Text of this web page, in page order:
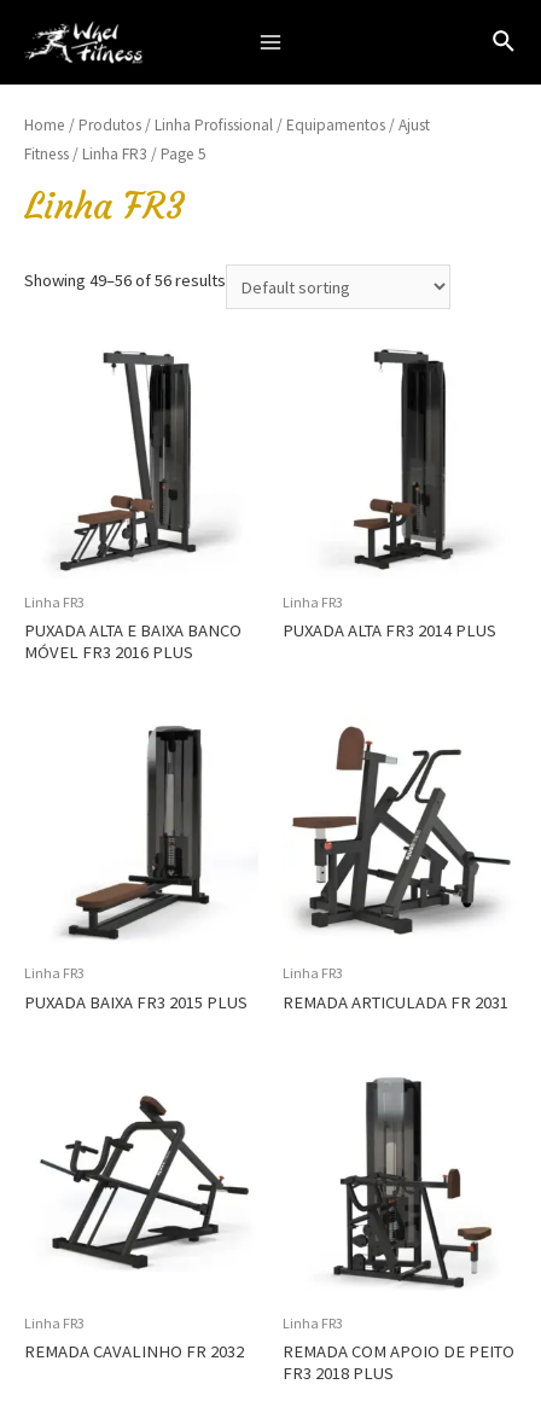
para
o
Home / Produtos / Linha Profissional / Equipamentos /Ajust
Fitness / Linha FR3 / Page 5
Linha FR3
Showing 49–56 of 56 results
Linha FR3
PUXADA ALTA E BAIXA BANCO
MÓVEL FR3 2016 PLUS
Linha FR3
PUXADA ALTA FR3 2014 PLUS
Linha FR3
PUXADA BAIXA FR3 2015 PLUS
Linha FR3
REMADA ARTICULADA FR 2031
Linha FR3
REMADA CAVALINHO FR 2032
Linha FR3
REMADA COM APOIO DE PEITO
FR3 2018 PLUS